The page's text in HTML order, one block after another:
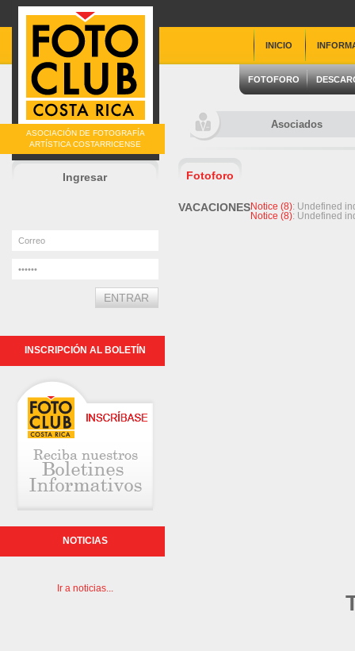
ASOCIACIÓN DE FOTOGRAFÍA
ARTÍSTICA COSTARRICENSE
INICIO
FOTOFORO
Ingresar
INSCRIPCIÓN AL BOLETÍN
NOTICIAS
Ir a noticias...
Asociados
Fotoforo
VACACIONESNotice (8): Undefined
Notice (8): Undefined